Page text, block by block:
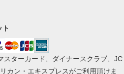
ト
スターカード、ダイナースクラブ、JC
カン・エキスプレスがご利用頂けま